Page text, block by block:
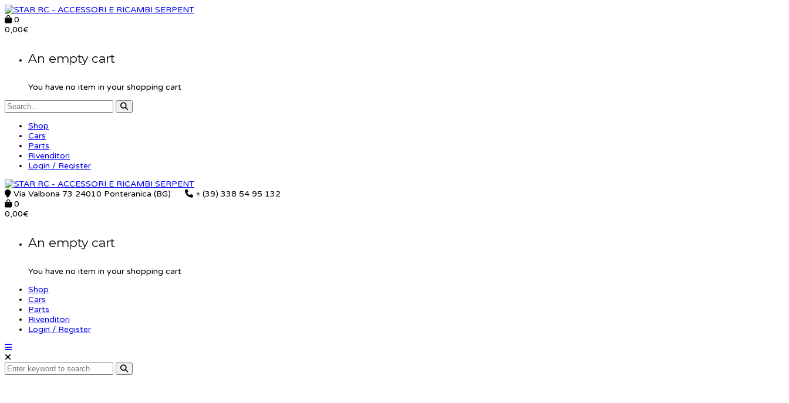
0
0,00€
An empty cart
You have no item in your shopping cart
Shop
Cars
Parts
Rivenditori
Login / Register
Via Valbona 73 24010 Ponteranica (BG)
+ (39) 338 54 95 132
0
0,00€
An empty cart
You have no item in your shopping cart
Shop
Cars
Parts
Rivenditori
Login / Register